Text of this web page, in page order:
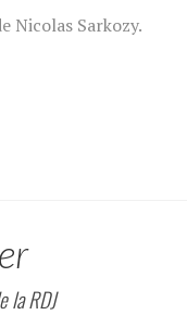
Nicolas Sarkozy.
la RDJ